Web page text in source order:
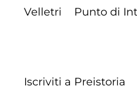
Velletri
Punto di
Iscriviti a Preistoria